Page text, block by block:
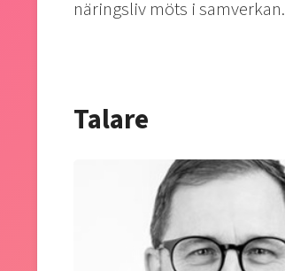
näringsliv möts i samverkan.
Talare